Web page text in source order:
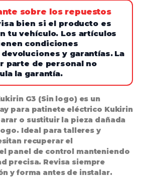
sobre los repuestos
bien si el producto es
tu vehículo. Los artículos
condiciones
y garantías. La
parte de personal no
la garantía.
G3 (Sin logo) es un
para patinete eléctrico Kukirin
o sustituir la pieza dañada
Ideal para talleres y
recuperar el
panel de control manteniendo
precisa. Revisa siempre
y forma antes de instalar.